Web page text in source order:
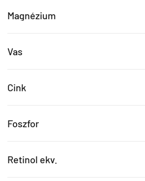
Magnézium
Vas
Cink
Foszfor
Retinol ekv.